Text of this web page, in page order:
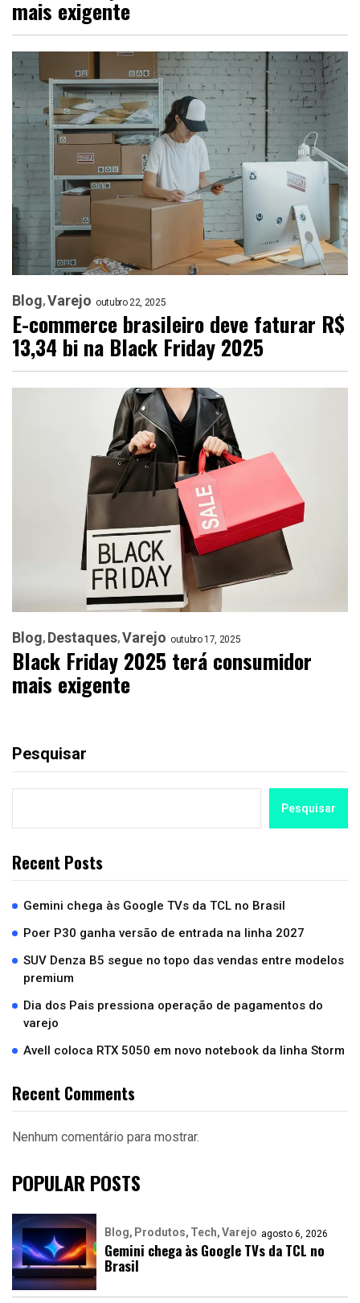
mais exigente
Blog Varejo outubro 22, 2025
E-commerce brasileiro deve faturar R$
13,34 bi na Black Friday 2025
Blog Destaques Varejo outubro 17, 2025
Black Friday 2025 terá consumidor
mais exigente
Pesquisar
Pesquisar
Recent Posts
Gemini chega às Google TVs da TCL no Brasil
Poer P30 ganha versão de entrada na linha 2027
SUV Denza B5 segue no topo das vendas entre modelos
premium
Dia dos Pais pressiona operação de pagamentos do
varejo
Avell coloca RTX 5050 em novo notebook da linha Storm
Recent Comments
Nenhum comentário para mostrar.
POPULAR POSTS
Blog Produtos Tech Varejo agosto 6, 2026
Gemini chega às Google TVs da TCL no
Brasil